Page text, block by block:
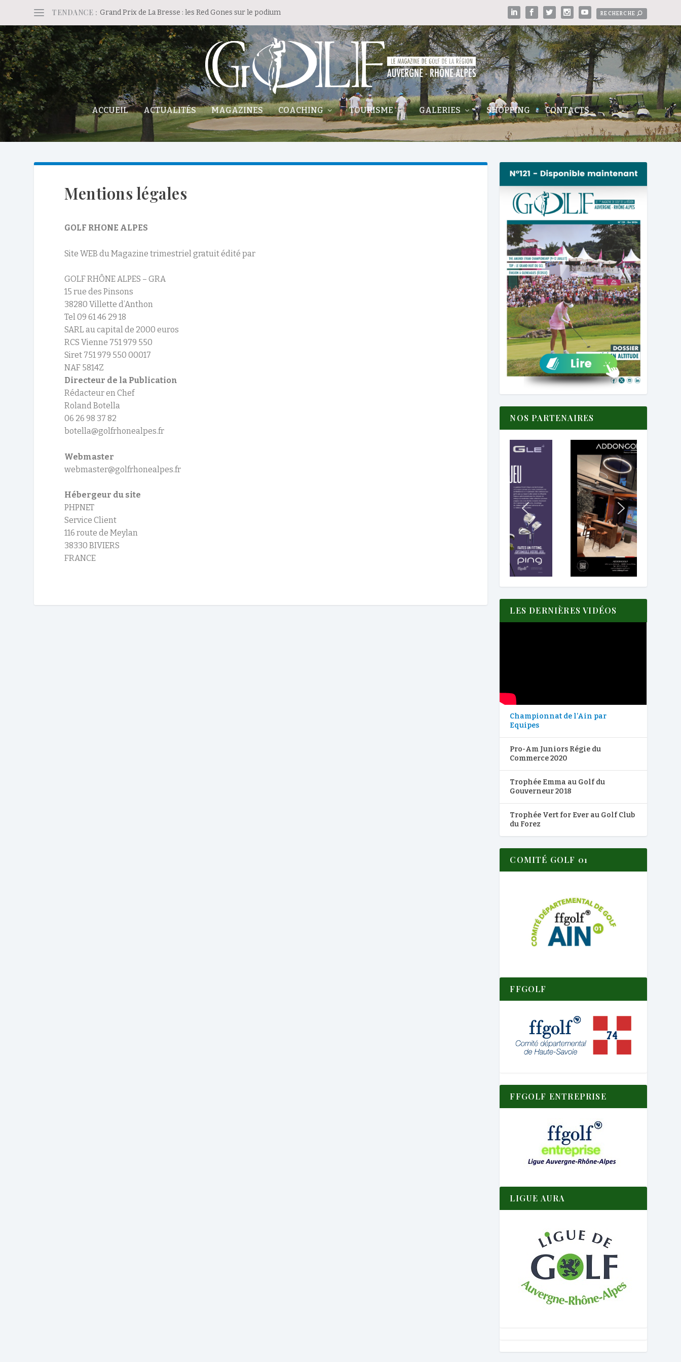
TENDANCE : Grand Prix de La Bresse : les Red Gones sur le podium
ACCUEIL ACTUALITÉS MAGAZINES COACHING TOURISME GALERIES SHOPPING CONTACTS
Mentions légales
GOLF RHONE ALPES
Site WEB du Magazine trimestriel gratuit édité par
GOLF RHÔNE ALPES – GRA
15 rue des Pinsons
38280 Villette d’Anthon
Tel 09 61 46 29 18
SARL au capital de 2000 euros
RCS Vienne 751 979 550
Siret 751 979 550 00017
NAF 5814Z
Directeur de la Publication
Rédacteur en Chef
Roland Botella
06 26 98 37 82
botella@golfrhonealpes.fr
Webmaster
webmaster@golfrhonealpes.fr
Hébergeur du site
PHPNET
Service Client
116 route de Meylan
38330 BIVIERS
FRANCE
NOS PARTENAIRES
LES DERNIÈRES VIDÉOS
Championnat de l’Ain par
Equipes
Pro-Am Juniors Régie du
Commerce 2020
Trophée Emma au Golf du
Gouverneur 2018
Trophée Vert for Ever au Golf Club
du Forez
COMITÉ GOLF 01
FFGOLF
FFGOLF ENTREPRISE
LIGUE AURA